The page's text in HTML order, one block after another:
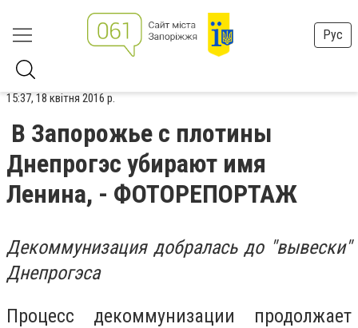
Рус
15:37, 18 квітня 2016 р.
В Запорожье с плотины
Днепрогэс убирают имя
Ленина, - ФОТОРЕПОРТАЖ
Декоммунизация добралась до "вывески"
Днепрогэса
Процесс декоммунизации продолжает